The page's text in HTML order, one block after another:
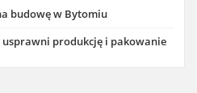
budowę w Bytomiu
usprawni produkcję i pakowanie